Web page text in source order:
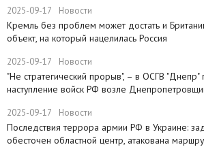
2025-09-17 Новости
​Кремль без проблем может достать и
объект, на который нацелилась Россия
2025-09-17 Новости
"Не стратегический прорыв", – в ОСГВ
наступление войск РФ возле
2025-09-17 Новости
Последствия террора армии РФ в Украине:
обесточен областной центр, атакована